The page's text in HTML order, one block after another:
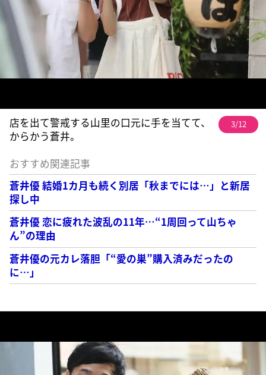
店を出て警戒する山里の口元に手を当てて、
からかう蒼井。
3/12
おすすめ関連記事
蒼井優 結婚1カ月も続く別居「秋までには…」と新居
探し中
蒼井優 恋に疲れた波乱の11年…“1周回って山ちゃ
ん”の理由
蒼井優の元カレ落胆「“愛の巣”購入済みだったの
に…」